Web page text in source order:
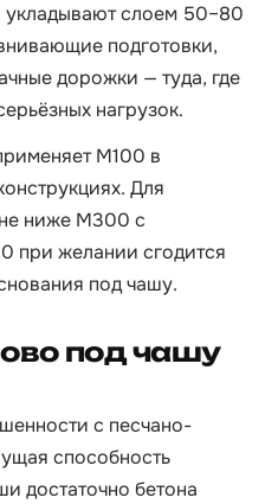
слоем 50–80
подготовки,
дорожки — туда, где
нагрузок.
М100 в
Для
ниже М300 с
при желании сгодится
под чашу.
под чашу
с песчано-
способность
достаточно бетона